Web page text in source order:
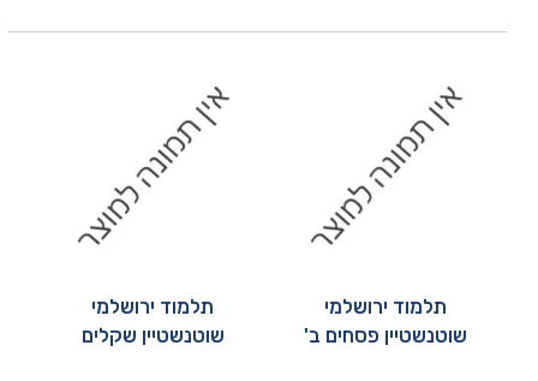
תלמוד ירושלמי
שוטנשטיין פסחים ב'
תלמוד ירושלמי
שוטנשטיין שקלים